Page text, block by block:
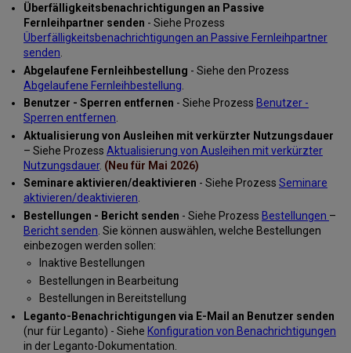
Überfälligkeitsbenachrichtigungen an Passive
Fernleihpartner senden - Siehe Prozess
Überfälligkeitsbenachrichtigungen an Passive Fernleihpartner
senden
Abgelaufene Fernleihbestellung - Siehe den Prozess
Abgelaufene Fernleihbestellung
Benutzer - Sperren entfernen - Siehe Prozess Benutzer -
Sperren entfernen
Aktualisierung von Ausleihen mit verkürzter Nutzungsdauer
– Siehe Prozess Aktualisierung von Ausleihen mit verkürzter
Nutzungsdauer. (Neu für Mai 2026)
Seminare aktivieren/deaktivieren - Siehe Prozess Seminare
aktivieren/deaktivieren
Bestellungen - Bericht senden - Siehe Prozess Bestellungen –
Bericht senden . Sie können auswählen, welche Bestellungen
einbezogen werden sollen:
Inaktive Bestellungen
Bestellungen in Bearbeitung
Bestellungen in Bereitstellung
Leganto-Benachrichtigungen via E-Mail an Benutzer senden
(nur für Leganto) - Siehe Konfiguration von Benachrichtigungen
in der Leganto-Dokumentation.